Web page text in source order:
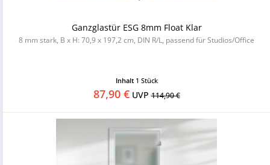
Ganzglastür ESG 8mm Float Klar
8 mm stark, B x H: 70,9 x 197,2 cm, DIN R/L, passend für Studios/Office
Inhalt 1 Stück
87,90 €UVP114,90 €